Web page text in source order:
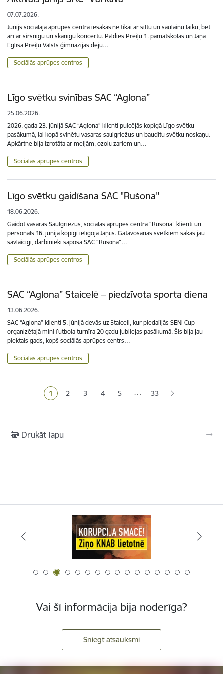
07.07.2026.
Jūnijs sociālajā aprūpes centrā iesākās ne tikai ar siltu un saulainu laiku, bet
arī ar sirsnīgu un skanīgu koncertu. Paldies Preiļu 1. pamatskolas un Jāņa
Eglīša Preiļu Valsts ģimnāzijas deju…
Sociālās aprūpes centros
Līgo svētku svinības SAC “Aglona”
25.06.2026.
2026. gada 23. jūnijā SAC “Aglona” klienti pulcējās kopīgā Līgo svētku
pasākumā, lai kopā svinētu vasaras saulgriežus un baudītu svētku noskaņu.
Apkārtne bija izrotāta ar meijām, ozolu zariem un…
Sociālās aprūpes centros
Līgo svētku gaidīšana SAC "Rušona"
18.06.2026.
Gaidot vasaras Saulgriežus, sociālās aprūpes centra “Rušona” klienti un
personāls 16. jūnijā kopīgi ielīgoja Jāņus. Gatavošanās svētkiem sākās jau
savlaicīgi, darbinieki saposa SAC “Rušona”…
Sociālās aprūpes centros
SAC “Aglona” Staicelē – piedzīvota sporta diena
13.06.2026.
SAC “Aglona” klienti 5. jūnijā devās uz Staiceli, kur piedalījās SENI Cup
organizētajā mini futbola turnīra 20 gadu jubilejas pasākumā. Šis bija jau
piektais gads, kopš sociālās aprūpes centrs…
Sociālās aprūpes centros
Pašreizējā lapa
1 Lapa
2 Lapa
3 Lapa
4 Lapa
5 … 33
Drukāt lapu
Vai šī informācija bija noderīga?
Sniegt atsauksmi